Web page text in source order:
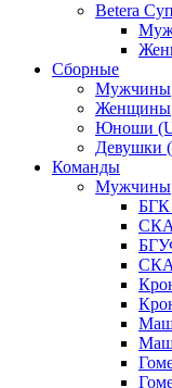
Betera
Сборные
Мужчины
Женщины
Юноши
Девушки
Команды
Мужчины
БГК